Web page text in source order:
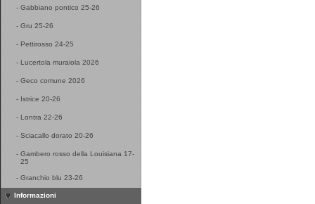
- Gabbiano pontico 25-26
- Gru 25-26
- Pettirosso 24-25
- Lucertola muraiola 2026
- Geco comune 2026
- Istrice 20-26
- Lontra 22-26
- Sciacallo dorato 20-26
- Gambero rosso della Louisiana 17-
25
- Granchio blu 23-26
Informazioni